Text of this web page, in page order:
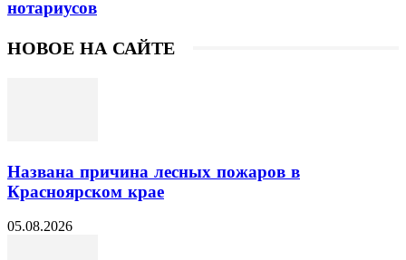
нотариусов
НОВОЕ НА САЙТЕ
Названа причина лесных пожаров в
Красноярском крае
05.08.2026